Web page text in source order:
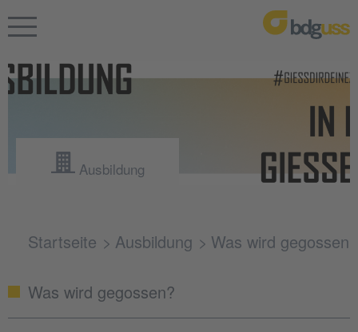
Ausbildung
Startseite Ausbildung Was wird gegossen
Was wird gegossen?